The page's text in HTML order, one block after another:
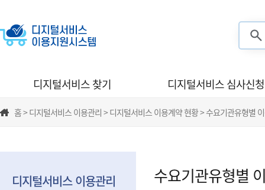
디지털서비스 찾기 디지털서비스 심사신청
홈 > 디지털서비스 이용관리 > 디지털서비스 이용계약 현황 > 수요기관유형별
디지털서비스 이용관리 수요기관유형별